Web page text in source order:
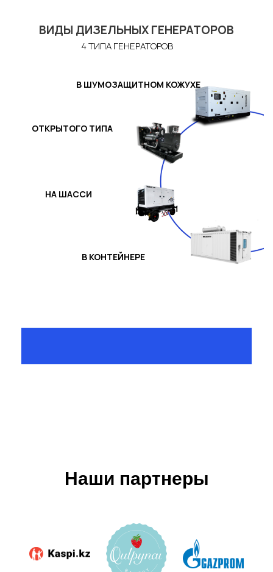
ВИДЫ ДИЗЕЛЬНЫХ ГЕНЕРАТОРОВ
4 ТИПА ГЕНЕРАТОРОВ
КОЖУХЕ
В ШУМОЗАЩИТНОМ КОЖУХЕ
ОТКРЫТОГО ТИПА
НА ШАССИ
В КОНТЕЙНЕРЕ
Наши партнеры